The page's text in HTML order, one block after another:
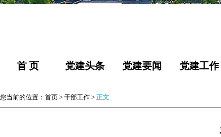
首 页 党建头条 党建要闻 党建工作
您当前的位置： 首页 > 干部工作 > 正文